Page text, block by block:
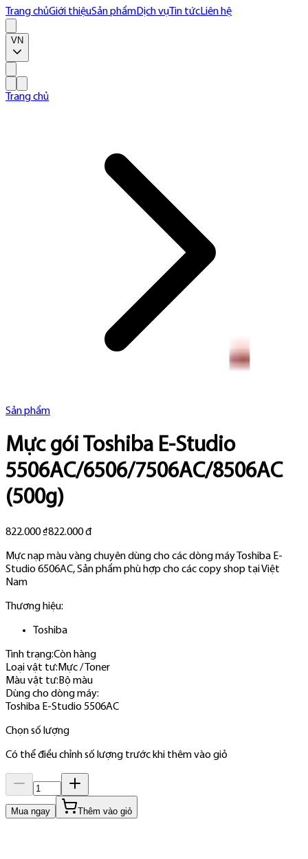
Trang chủGiới thiệuSản phẩmDịch vụ Tin tứcLiên hệ
VN
Trang chủ
Sản phẩm
Mực gói Toshiba E-Studio
5506AC/6506/7506AC/8506AC
(500g)
822.000 ₫822.000 đ
Mực nạp màu vàng chuyên dùng cho các dòng máy Toshiba E-
Studio 6506AC, Sản phẩm phù hợp cho các copy shop tại Việt
Nam
Thương hiệu:
Toshiba
Tình trạng:Còn hàng
Loại vật tư: Mực / Toner
Màu vật tư: Bộ màu
Dùng cho dòng máy:
Toshiba E-Studio 5506AC
Chọn số lượng
Có thể điều chỉnh số lượng trước khi thêm vào giỏ
Mua ngay Thêm vào giỏ